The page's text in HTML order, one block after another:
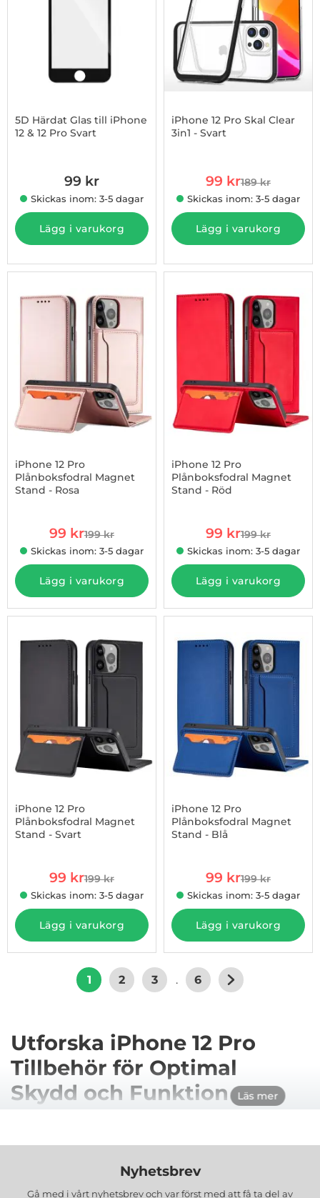
5D Härdat Glas till iPhone
12 & 12 Pro Svart
99 kr
Skickas inom: 3-5 dagar
Lägg i varukorg
iPhone 12 Pro Skal Clear
3in1 - Svart
rea pris
99 krtidigare pris
189 kr
Skickas inom: 3-5 dagar
Lägg i varukorg
-50%
iPhone 12 Pro
Plånboksfodral Magnet
Stand - Rosa
rea pris
99 krtidigare pris
199 kr
Skickas inom: 3-5 dagar
Lägg i varukorg
iPhone 12 Pro
Plånboksfodral Magnet
Stand - Röd
rea pris
99 krtidigare pris
199 kr
Skickas inom: 3-5 dagar
Lägg i varukorg
-50%
iPhone 12 Pro
Plånboksfodral Magnet
Stand - Svart
rea pris
99 krtidigare pris
199 kr
Skickas inom: 3-5 dagar
Lägg i varukorg
iPhone 12 Pro
Plånboksfodral Magnet
Stand - Blå
rea pris
99 krtidigare pris
199 kr
Skickas inom: 3-5 dagar
Lägg i varukorg
1 2 3 . 6
Läs mer
Utforska iPhone 12 Pro
Tillbehör för Optimal
Skydd och Funktion
Oavsett om du är ute efter att skydda din enhet
med ett slitstarkt skal eller fodral, hålla skärmen
Nyhetsbrev
Gå med i vårt nyhetsbrev och var först med att få ta del av